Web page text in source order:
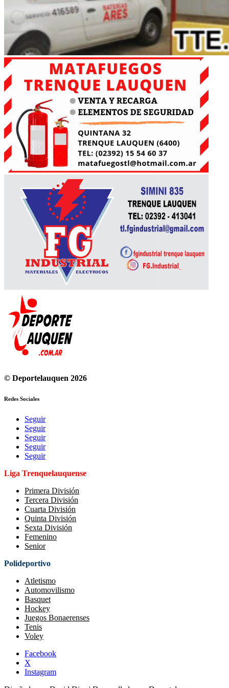
© Deportelauquen 2026
Redes Sociales
Seguir
Seguir
Seguir
Seguir
Seguir
Liga Trenquelauquense
Primera División
Tercera División
Cuarta División
Quinta División
Sexta División
Femenino
Senior
Polideportivo
Atletismo
Automovilismo
Basquet
Hockey
Juegos Bonaerenses
Tenis
Voley
Facebook
X
Instagram